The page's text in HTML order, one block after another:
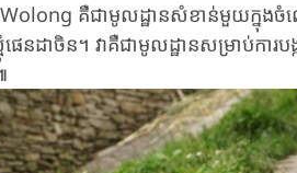
គឺជាមូលដ្ឋានសំខាន់មួយក្នុ
ផេនដា​ចិន។ វាគឺជា​មូល​ដ្ឋាន​សម្រាប់ការ